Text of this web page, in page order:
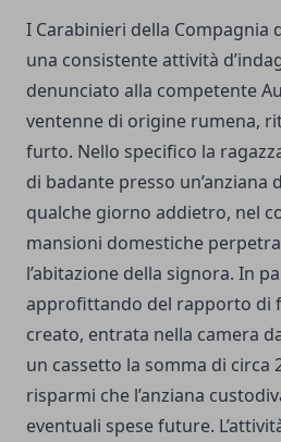
I Carabinieri della Compagnia
una consistente attività
denunciato alla competente
ventenne di origine rumena,
furto. Nello specifico la
di badante presso un’anziana
qualche giorno addietro, nel
mansioni domestiche
l’abitazione della signora. In
approfittando del rapporto di
creato, entrata nella camera
un cassetto la somma di circa
risparmi che l’anziana
eventuali spese future.